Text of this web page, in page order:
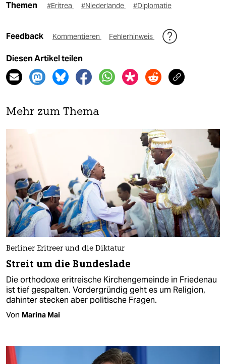
Themen #Eritrea #Niederlande #Diplomatie
Feedback Kommentieren Fehlerhinweis
Diesen Artikel teilen
Mehr zum Thema
Berliner Eritreer und die Diktatur
Streit um die Bundeslade
Die orthodoxe eritreische Kirchengemeinde in Friedenau
ist tief gespalten. Vordergründig geht es um Religion,
dahinter stecken aber politische Fragen.
Von Marina Mai